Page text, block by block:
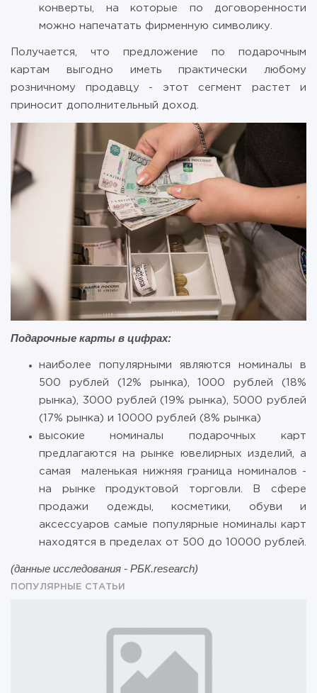
конверты, на которые по договоренности
можно напечатать фирменную символику.
Получается, что предложение по подарочным
картам выгодно иметь практически любому
розничному продавцу - этот сегмент растет и
приносит дополнительный доход.
Подарочные карты в цифрах:
наиболее популярными являются номиналы в
500 рублей (12% рынка), 1000 рублей (18%
рынка), 3000 рублей (19% рынка), 5000 рублей
(17% рынка) и 10000 рублей (8% рынка)
высокие номиналы подарочных карт
предлагаются на рынке ювелирных изделий, а
самая маленькая нижняя граница номиналов -
на рынке продуктовой торговли. В сфере
продажи одежды, косметики, обуви и
аксессуаров самые популярные номиналы карт
находятся в пределах от 500 до 10000 рублей.
(данные исследования - РБК.research)
ПОПУЛЯРНЫЕ СТАТЬИ